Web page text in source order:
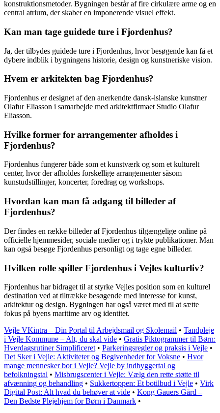
konstruktionsmetoder. Bygningen består af fire cirkulære arme og en
central atrium, der skaber en imponerende visuel effekt.
Kan man tage guidede ture i Fjordenhus?
Ja, der tilbydes guidede ture i Fjordenhus, hvor besøgende kan få et
dybere indblik i bygningens historie, design og kunstneriske vision.
Hvem er arkitekten bag Fjordenhus?
Fjordenhus er designet af den anerkendte dansk-islanske kunstner
Olafur Eliasson i samarbejde med arkitektfirmaet Studio Olafur
Eliasson.
Hvilke former for arrangementer afholdes i
Fjordenhus?
Fjordenhus fungerer både som et kunstværk og som et kulturelt
center, hvor der afholdes forskellige arrangementer såsom
kunstudstillinger, koncerter, foredrag og workshops.
Hvordan kan man få adgang til billeder af
Fjordenhus?
Der findes en række billeder af Fjordenhus tilgængelige online på
officielle hjemmesider, sociale medier og i trykte publikationer. Man
kan også besøge Fjordenhus personligt og tage egne billeder.
Hvilken rolle spiller Fjordenhus i Vejles kulturliv?
Fjordenhus har bidraget til at styrke Vejles position som en kulturel
destination ved at tiltrække besøgende med interesse for kunst,
arkitektur og design. Bygningen har også været med til at sætte
fokus på byens maritime arv og identitet.
Vejle VKintra – Din Portal til Arbejdsmail og Skolemail • Tandpleje
i Vejle Kommune – Alt, du skal vide • Gratis Piktogrammer til Børn:
Hverdagsrutiner Simplificeret • Parkeringsregler og praksis i Vejle •
Det Sker i Vejle: Aktiviteter og Begivenheder for Voksne • Hvor
mange mennesker bor i Vejle? Vejle by indbyggertal og
befolkningstal • Misbrugscenter i Vejle: Vælg den rette støtte til
afvænning og behandling • Sukkertoppen: Et botilbud i Vejle • Virk
Digital Post: Alt hvad du behøver at vide • Kong Gauers Gård –
Den Bedste Plejehjem for Børn i Danmark •